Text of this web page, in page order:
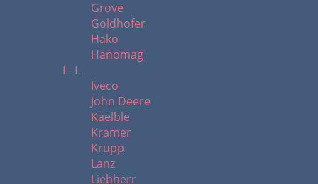
Grove
Goldhofer
Hako
Hanomag
I - L
Iveco
John Deere
Kaelble
Kramer
Krupp
Lanz
Liebherr